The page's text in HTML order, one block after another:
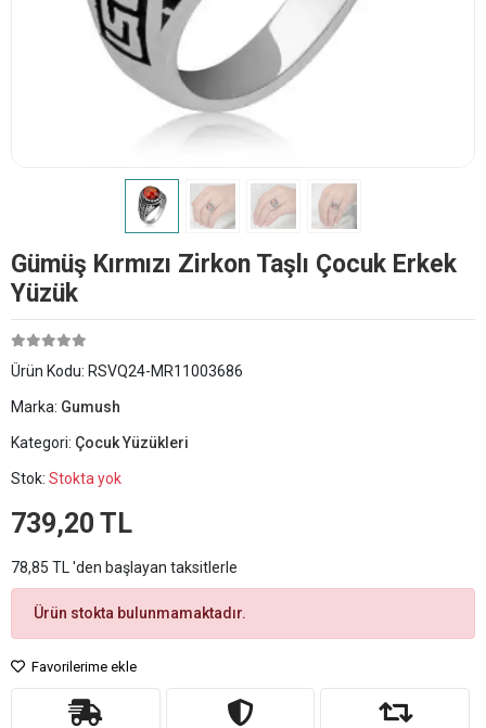
Gümüş Kırmızı Zirkon Taşlı Çocuk Erkek
Yüzük
Ürün Kodu: RSVQ24-MR11003686
Marka: Gumush
Kategori: Çocuk Yüzükleri
Stok: Stokta yok
739,20 TL
78,85 TL 'den başlayan taksitlerle
Ürün stokta bulunmamaktadır.
Favorilerime ekle